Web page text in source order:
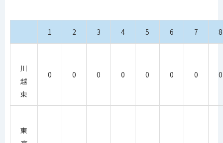
1 2 3 4 5 6 7 8
川
越
東
0 0 0 0 0 0 0 0
東